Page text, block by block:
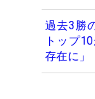
過去3勝
トップ
存在に」